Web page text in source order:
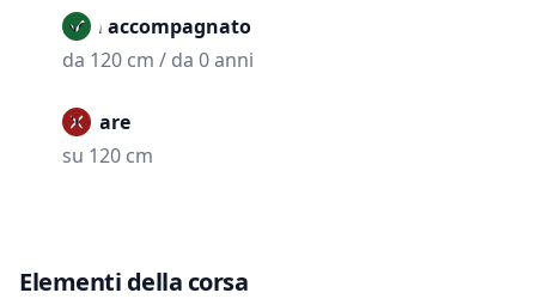
Non accompagnato
da 120 cm / da 0 anni
Vietare
su 120 cm
Elementi della corsa